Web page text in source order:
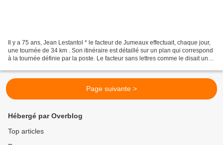
Il y a 75 ans, Jean Lestantol * le facteur de Jumeaux effectuait, chaque jour,
une tournée de 34 km . Son itinéraire est détaillé sur un plan qui correspond
à la tournée définie par la poste. Le facteur sans lettres comme le disait un
Page suivante >
Hébergé par Overblog
Top articles